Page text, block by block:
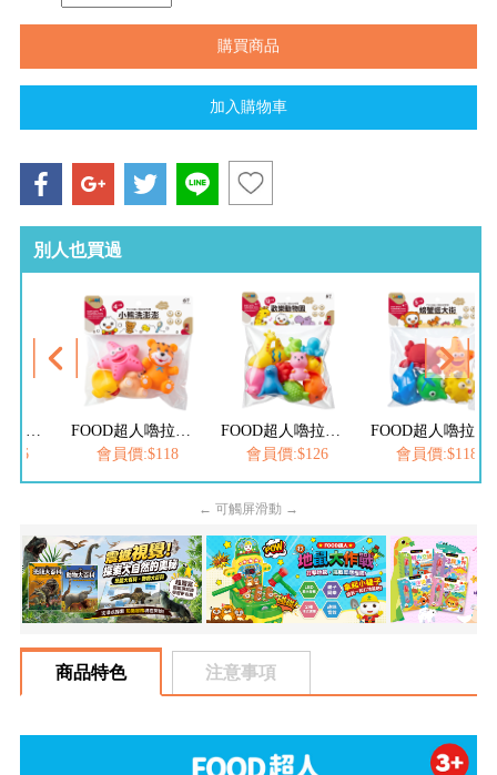
別人也買過
會員價:$118
會員價:$126
會員價:$118
← 可觸屏滑動 →
商品特色 注意事項